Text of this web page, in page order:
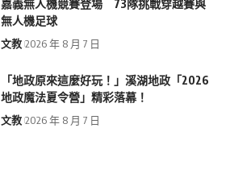
嘉義無人機競賽登場 73隊挑戰穿越賽與
無人機足球
文教 2026 年 8 月 7 日
「地政原來這麼好玩！」溪湖地政「2026
地政魔法夏令營」精彩落幕！
文教 2026 年 8 月 7 日